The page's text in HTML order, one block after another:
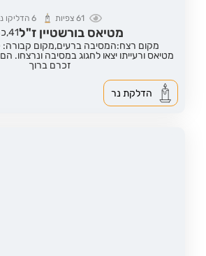
61צפיות 6 הדליקו
מטיאס בורשטיין ז"ל41,
מקום רצח:המסיבה ברעים,מקום קבורה:
זכרם ברוך
הדלקת נר